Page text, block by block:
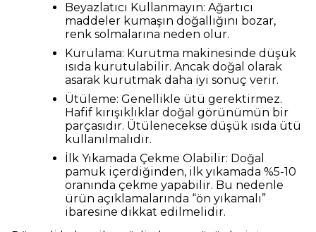
Beyazlatıcı Kullanmayın: Ağartıcı
maddeler kumaşın doğallığını bozar,
renk solmalarına neden olur.
Kurulama: Kurutma makinesinde düşük
ısıda kurutulabilir. Ancak doğal olarak
asarak kurutmak daha iyi sonuç verir.
Ütüleme: Genellikle ütü gerektirmez.
Hafif kırışıklıklar doğal görünümün bir
parçasıdır. Ütülenecekse düşük ısıda ütü
kullanılmalıdır.
İlk Yıkamada Çekme Olabilir: Doğal
pamuk içerdiğinden, ilk yıkamada %5-10
oranında çekme yapabilir. Bu nedenle
ürün açıklamalarında “ön yıkamalı”
ibaresine dikkat edilmelidir.